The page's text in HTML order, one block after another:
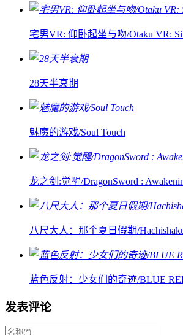
宅男VR: 仰卧起坐与吻/Otaku VR:
28天半衰期
魅魔的游戏/Soul Touch
龙之剑:觉醒/DragonSword :
八尺大人：那个夏日假期/
蓝色反射：少女们的奇迹/BLUE
发表评论